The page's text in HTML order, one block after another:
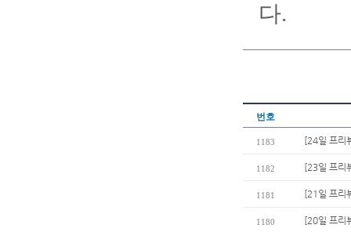
다.
번호
1183 [24일 프리
1182 [23일 프리
1181 [21일 프리
1180 [20일 프리